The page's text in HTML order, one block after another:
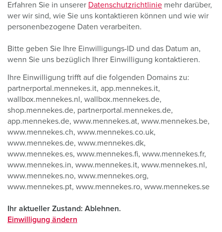
Erfahren Sie in unserer Datenschutzrichtlinie mehr darüber,
wer wir sind, wie Sie uns kontaktieren können und wie wir
personenbezogene Daten verarbeiten.
Bitte geben Sie Ihre Einwilligungs-ID und das Datum an,
wenn Sie uns bezüglich Ihrer Einwilligung kontaktieren.
Ihre Einwilligung trifft auf die folgenden Domains zu:
partnerportal.mennekes.it, app.mennekes.it,
wallbox.mennekes.nl, wallbox.mennekes.de,
shop.mennekes.de, partnerportal.mennekes.de,
app.mennekes.de, www.mennekes.at, www.mennekes.be,
www.mennekes.ch, www.mennekes.co.uk,
www.mennekes.de, www.mennekes.dk,
www.mennekes.es, www.mennekes.fi, www.mennekes.fr,
www.mennekes.in, www.mennekes.it, www.mennekes.nl,
www.mennekes.no, www.mennekes.org,
www.mennekes.pt, www.mennekes.ro, www.mennekes.se
Ihr aktueller Zustand: Ablehnen.
Einwilligung ändern